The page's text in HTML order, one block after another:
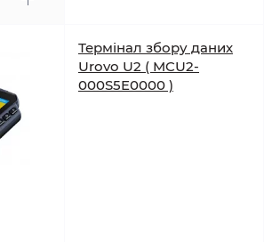
Термінал збору даних
Urovo U2 ( MCU2-
000S5E0000 )